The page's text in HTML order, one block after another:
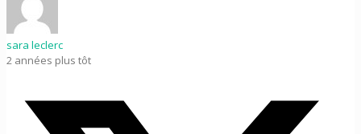
sara leclerc
2 années plus tôt